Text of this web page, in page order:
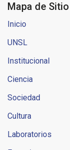
Mapa de Sitio
Inicio
UNSL
Institucional
Ciencia
Sociedad
Cultura
Laboratorios